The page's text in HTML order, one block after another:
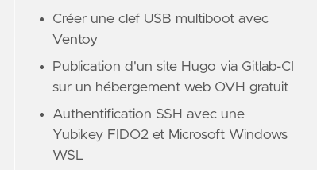
Créer une clef USB multiboot avec
Ventoy
Publication d'un site Hugo via Gitlab-CI
sur un hébergement web OVH gratuit
Authentification SSH avec une
Yubikey FIDO2 et Microsoft Windows
WSL